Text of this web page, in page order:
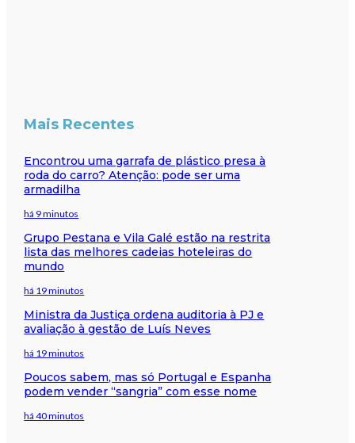
Mais Recentes
Encontrou uma garrafa de plástico presa à
roda do carro? Atenção: pode ser uma
armadilha
há 9 minutos
Grupo Pestana e Vila Galé estão na restrita
lista das melhores cadeias hoteleiras do
mundo
há 19 minutos
Ministra da Justiça ordena auditoria à PJ e
avaliação à gestão de Luís Neves
há 19 minutos
Poucos sabem, mas só Portugal e Espanha
podem vender “sangria” com esse nome
há 40 minutos